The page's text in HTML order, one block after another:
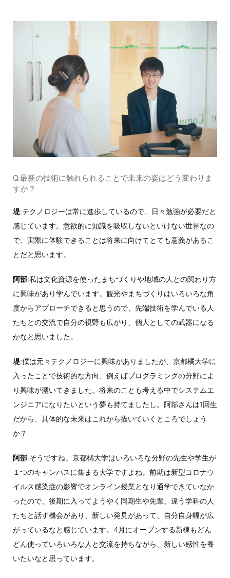
Q.最新の技術に触れられることで未来の姿はどう変わりま
すか？
堤:テクノロジーは常に進歩しているので、日々勉強が必要だと
感じています。意欲的に知識を吸収しないといけない世界なの
で、実際に体験できることは将来に向けてとても意義があるこ
とだと思います。
阿部:私は文化資源を使ったまちづくりや地域の人との関わり方
に興味があり学んでいます。観光やまちづくりはいろいろな角
度からアプローチできると思うので、先端技術を学んでいる人
たちとの交流で自分の視野も広がり、個人としての武器になる
かなと思いました。
堤:僕は元々テクノロジーに興味がありましたが、京都橘大学に
入ったことで技術的な方向、例えばプログラミングの分野によ
り興味が湧いてきました。将来のことも考える中でシステムエ
ンジニアになりたいという夢も持てましたし。阿部さんは1回生
だから、具体的な未来はこれから描いていくところでしょう
か？
阿部:そうですね。京都橘大学はいろいろな分野の先生や学生が
１つのキャンパスに集まる大学ですよね。前期は新型コロナウ
イルス感染症の影響でオンライン授業となり通学できていなか
ったので、後期に入ってようやく同期生や先輩、違う学科の人
たちと話す機会があり、新しい発見があって、自分自身幅が広
がっているなと感じています。4月にオープンする新棟もどん
どん使っていろいろな人と交流を持ちながら、新しい感性を養
いたいなと思っています。